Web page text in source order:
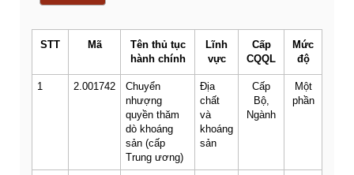
STT Mã
Tên thủ tục
hành chính
Lĩnh
vực
Cấp
CQQL
Mức
độ
1 2.001742
Chuyển
nhượng
quyền thăm
dò khoáng
sản (cấp
Trung ương)
Địa
chất
và
khoáng
sản
Cấp
Bộ,
Ngành
Một
phần